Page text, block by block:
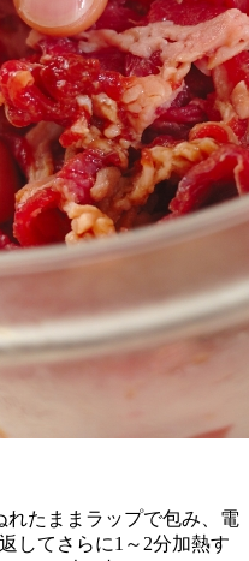
たままラップで包み、電
してさらに1～2分加熱す